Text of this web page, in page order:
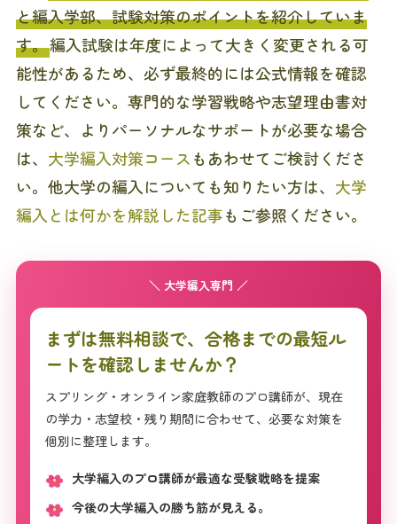
と編入学部、試験対策のポイントを紹介していま
す。編入試験は年度によって大きく変更される可
能性があるため、必ず最終的には公式情報を確認
してください。専門的な学習戦略や志望理由書対
策など、よりパーソナルなサポートが必要な場合
は、 大学編入対策コースもあわせてご検討くださ
い。他大学の編入についても知りたい方は、 大学
編入とは何かを解説した記事もご参照ください。
＼ 大学編入専門 ／
まずは無料相談で、合格までの最短ル
ートを確認しませんか？
スプリング・オンライン家庭教師のプロ講師が、現在
の学力・志望校・残り期間に合わせて、必要な対策を
個別に整理します。
大学編入のプロ講師が最適な受験戦略を提案
今後の大学編入の勝ち筋が見える。